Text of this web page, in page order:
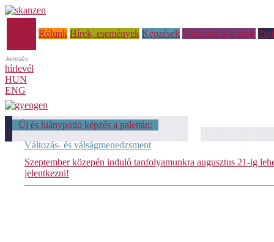
Rólunk Hírek, események Képzések Múzeumi à la carte
hírlevél
HUN
ENG
Új és hiánypótló képzés a palettán:
Változás- és válságmenedzsment
Szeptember közepén induló tanfolyamunkra augusztus 21-ig
jelentkezni!
módszertani témáink: Mesterséges
intelligencia